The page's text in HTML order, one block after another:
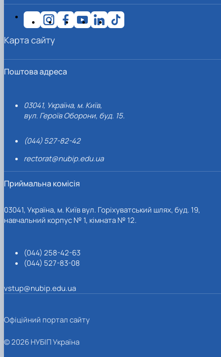
Поштова адреса
03041, Україна, м. Київ,
вул. Героїв Оборони, буд. 15.
(044) 527-82-42
rectorat@nubip.edu.ua
Приймальна комісія
03041, Україна, м. Київ вул. Горіхуватський шлях, буд. 19,
навчальний корпус № 1, кімната № 12.
(044) 258-42-63
(044) 527-83-08
vstup@nubip.edu.ua
Карта сайту
Офіційний портал сайту
© 2026 НУБІП Україна